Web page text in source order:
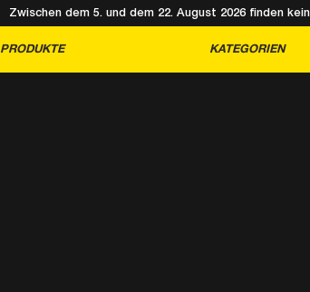
Zwischen dem 5. und dem 22. August 2026 finden
PRODUKTE KATEGORIEN